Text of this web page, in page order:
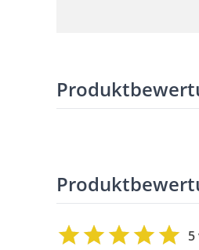
5